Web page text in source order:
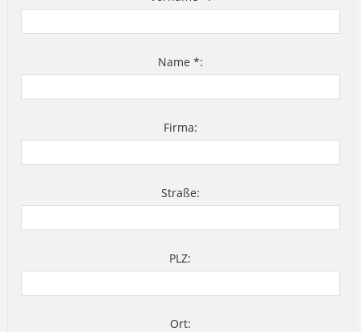
Name *:
Firma:
Straße:
PLZ:
Ort: